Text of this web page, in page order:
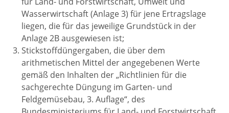
Wasserwirtschaft (Anlage 3) für jene Ertragslage
liegen, die für das jeweilige Grundstück in der
Anlage 2B ausgewiesen ist;
Stickstoffdüngergaben, die über dem
arithmetischen Mittel der angegebenen Werte
gemäß den Inhalten der „Richtlinien für die
sachgerechte Düngung im Garten- und
Feldgemüsebau, 3. Auflage“, des